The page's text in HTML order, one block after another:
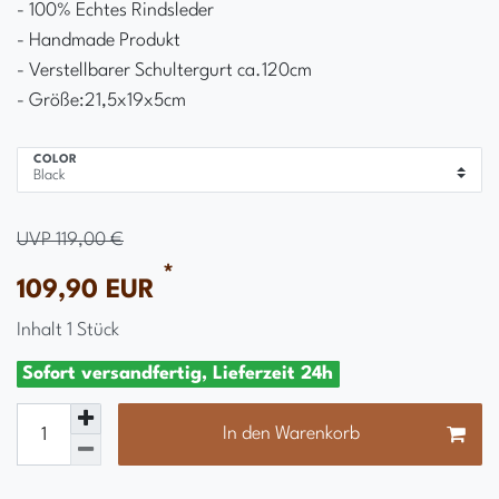
- 100% Echtes Rindsleder
- Handmade Produkt
- Verstellbarer Schultergurt ca.120cm
- Größe:21,5x19x5cm
COLOR
UVP 119,00 €
109,90 EUR
*
Inhalt 1 Stück
Sofort versandfertig, Lieferzeit 24h
In den Warenkorb